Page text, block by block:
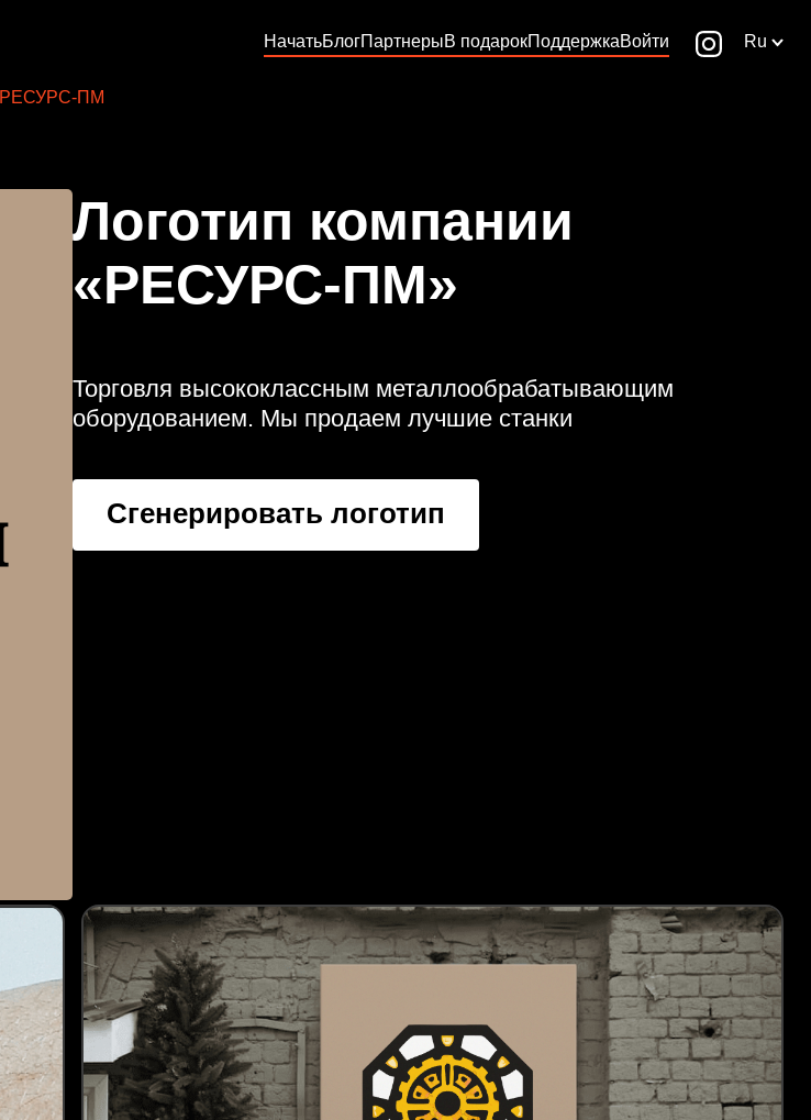
НачатьБлогПартнерыВ подарокПоддержкаВойти Ru
РЕСУРС-ПМ
Логотип компании
«РЕСУРС-ПМ»
Торговля высококлассным металлообрабатывающим
оборудованием. Мы продаем лучшие станки
Сгенерировать логотип